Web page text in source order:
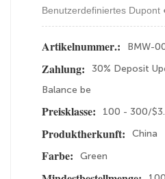
Benutzerdefiniertes Dupont
Artikelnummer.:
BMW-
Zahlung:
30% Deposit
Balance be
Preisklasse:
100 - 300/
Produktherkunft:
China
Farbe:
Green